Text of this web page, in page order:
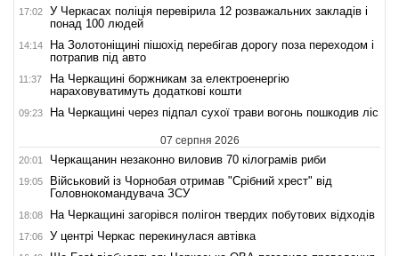
17:02
У Черкасах поліція перевірила 12 розважальних закладів і
понад 100 людей
14:14
На Золотоніщині пішохід перебігав дорогу поза переходом і
потрапив під авто
11:37
На Черкащині боржникам за електроенергію
нараховуватимуть додаткові кошти
09:23 На Черкащині через підпал сухої трави вогонь пошкодив ліс
07 серпня 2026
20:01 Черкащанин незаконно виловив 70 кілограмів риби
19:05
Військовий із Чорнобая отримав "Срібний хрест" від
Головнокомандувача ЗСУ
18:08 На Черкащині загорівся полігон твердих побутових відходів
17:06 У центрі Черкас перекинулася автівка